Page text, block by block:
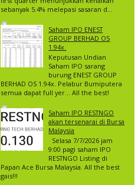
sebanyak 5.4% melepasi sasaran d...
Saham IPO ENEST
GROUP BERHAD OS
1.94x.
Keputusan Undian
Saham IPO sarang
burung ENEST GROUP
BERHAD OS 1.94x. Pelabur Bumiputera
semua dapat full yer… All the best!
Saham IPO RESTNGO
akan tersenarai di Bursa
Malaysia
Selasa 7/7/2026 jam
9:00 pagi saham IPO
RESTNGO Listing di
Papan Ace Bursa Malaysia. All the best
gais!!!